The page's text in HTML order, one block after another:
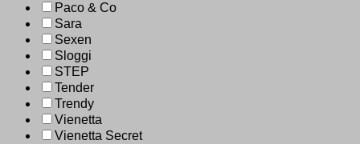
Paco & Co
Sara
Sexen
Sloggi
STEP
Tender
Trendy
Vienetta
Vienetta Secret